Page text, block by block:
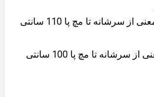
سایز XLARGE به معنی از سرشانه تا مچ پا 110 سانتی
سایز LARGE به معنی از سرشانه تا مچ پا 100 سانتی